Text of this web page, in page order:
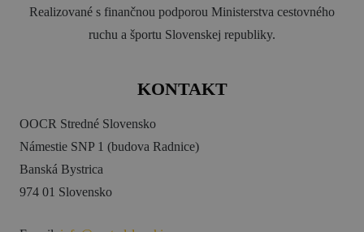
Realizované s finančnou podporou Ministerstva cestovného
ruchu a športu Slovenskej republiky.
KONTAKT
OOCR Stredné Slovensko
Námestie SNP 1 (budova Radnice)
Banská Bystrica
974 01 Slovensko